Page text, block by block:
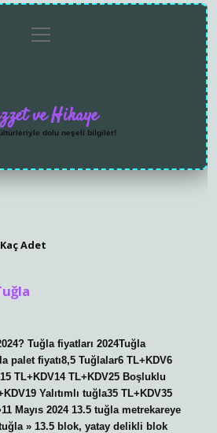
menüyü
aç
ve Hikaye
dolu neşeli bilgiler!
Adet
Tuğla fiyatları 2024Tuğla
palet fiyatı8,5 Tuğlalar6 TL+KDV6
TL+KDV14 TL+KDV25 Boşluklu
Yalıtımlı tuğla35 TL+KDV35
Mayıs 2024 13.5 tuğla metrekareye
» 13.5 blok, yatay delikli blok